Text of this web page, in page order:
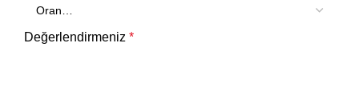
Değerlendirmeniz *